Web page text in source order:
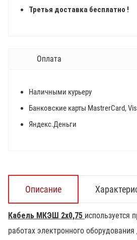
Третья доставка бесплатно !
Оплата
Наличными курьеру
Банковские карты MastrerCard,
Яндекс.Деньги
Описание
Кабель МКЭШ 2х0,75 используется
работах электронного